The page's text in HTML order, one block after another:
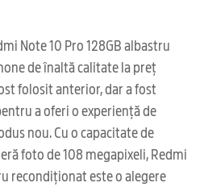
Note 10 Pro 128GB albastru
de înaltă calitate la preț
folosit anterior, dar a fost
a oferi o experiență de
nou. Cu o capacitate de
foto de 108 megapixeli, Redmi
recondiționat este o alegere